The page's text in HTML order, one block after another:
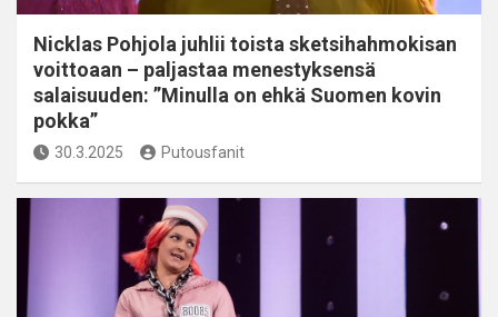
Nicklas Pohjola juhlii toista sketsihahmokisan
voittoaan – paljastaa menestyksensä
salaisuuden: ”Minulla on ehkä Suomen kovin
pokka”
30.3.2025 Putousfanit